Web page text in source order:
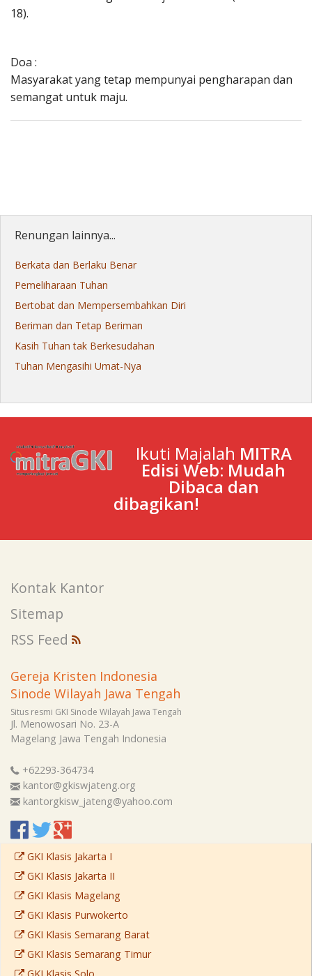
18).
Doa :
Masyarakat yang tetap mempunyai pengharapan dan
semangat untuk maju.
Renungan lainnya...
Berkata dan Berlaku Benar
Pemeliharaan Tuhan
Bertobat dan Mempersembahkan Diri
Beriman dan Tetap Beriman
Kasih Tuhan tak Berkesudahan
Tuhan Mengasihi Umat-Nya
Ikuti Majalah MITRA
Edisi Web: Mudah
Dibaca dan
dibagikan!
Kontak Kantor
Sitemap
RSS Feed
Gereja Kristen Indonesia
Sinode Wilayah Jawa Tengah
Situs resmi GKI Sinode Wilayah Jawa Tengah
Jl. Menowosari No. 23-A
Magelang Jawa Tengah Indonesia
+62293-364734
kantor@gkiswjateng.org
kantorgkisw_jateng@yahoo.com
GKI Klasis Jakarta I
GKI Klasis Jakarta II
GKI Klasis Magelang
GKI Klasis Purwokerto
GKI Klasis Semarang Barat
GKI Klasis Semarang Timur
GKI Klasis Solo